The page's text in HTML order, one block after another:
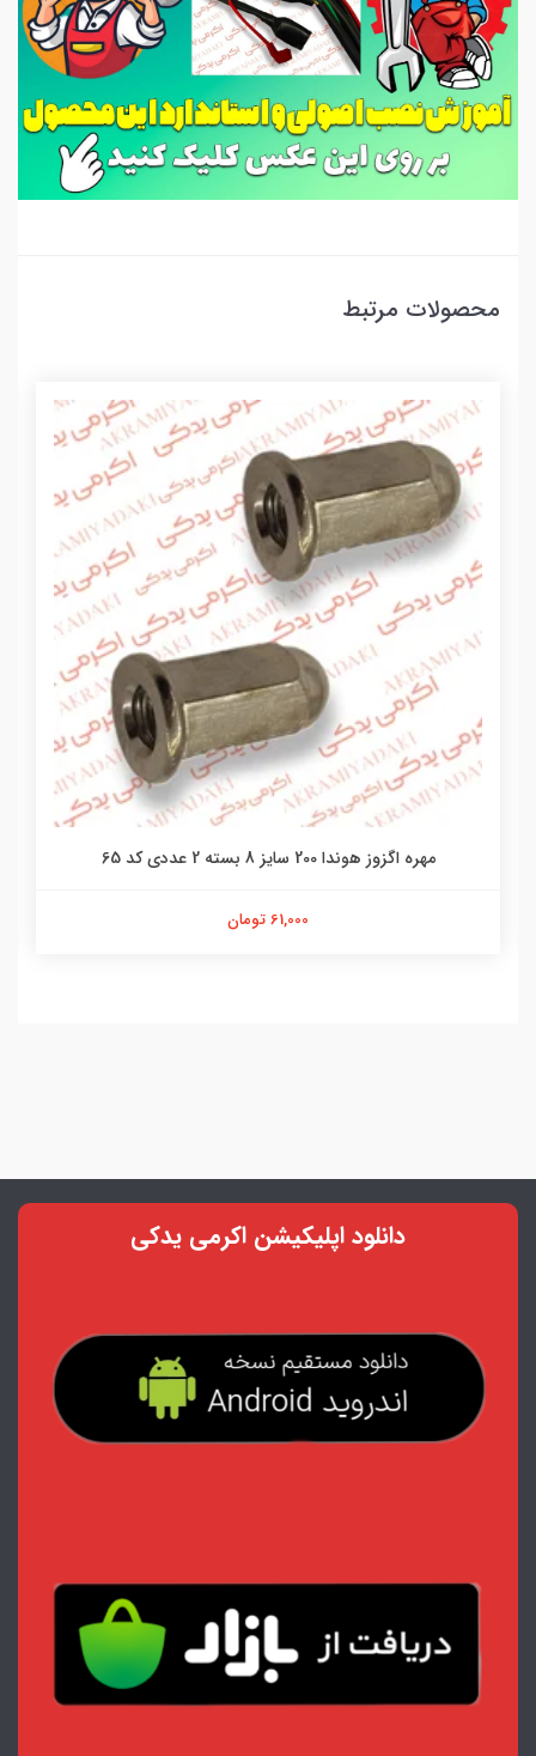
محصولات مرتبط
مهره اگزوز هوندا 200 سایز 8 بسته 2 عددی کد 65
61,000 تومان
دانلود اپلیکیشن اکرمی یدکی